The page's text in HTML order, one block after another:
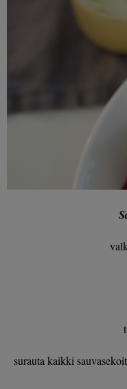
surauta kaikki